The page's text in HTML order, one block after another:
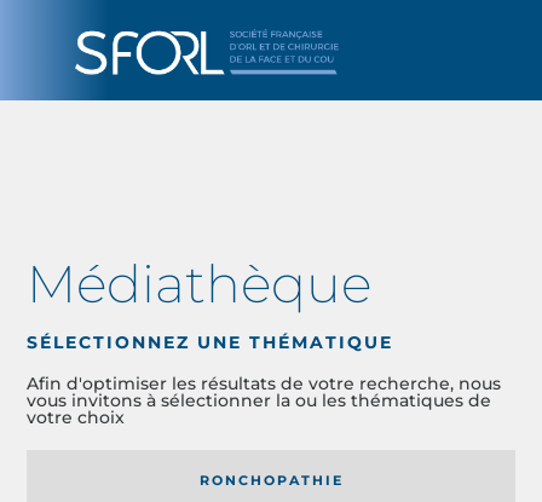
Médiathèque
SÉLECTIONNEZ UNE THÉMATIQUE
Afin d'optimiser les résultats de votre recherche, nous
vous invitons à sélectionner la ou les thématiques de
votre choix
RONCHOPATHIE